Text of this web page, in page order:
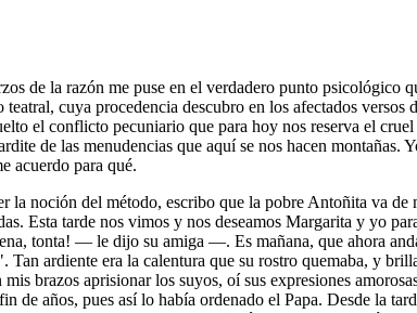
de la razón me puse en el verdadero punto psicológico
cuya procedencia descubro en los afectados
el conflicto pecuniario que para hoy nos reserva el
de las menudencias que aquí se nos hacen montañas.
acuerdo para qué.
noción del método, escribo que la pobre Antoñita va de
Esta tarde nos vimos y nos deseamos Margarita y yo
tonta! — le dijo su amiga —. Es mañana, que ahora
ardiente era la calentura que su rostro quemaba, y
brazos aprisionar los suyos, oí sus expresiones
de años, pues así lo había ordenado el Papa. Desde la